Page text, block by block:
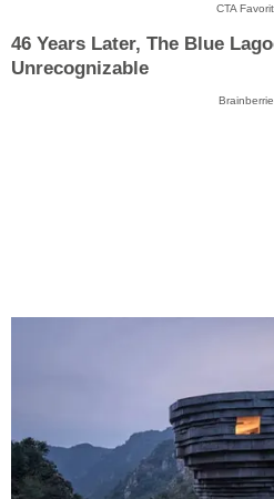
CTA
46 Years Later, The Blue
Unrecognizable